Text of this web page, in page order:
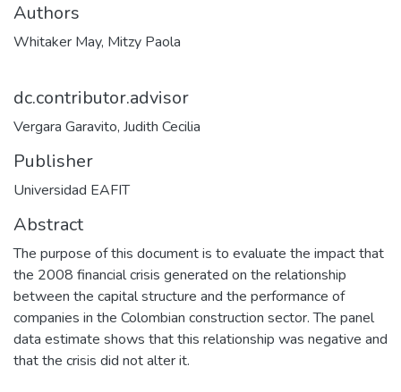
Authors
Whitaker May, Mitzy Paola
dc.contributor.advisor
Vergara Garavito, Judith Cecilia
Publisher
Universidad EAFIT
Abstract
The purpose of this document is to evaluate the impact that
the 2008 financial crisis generated on the relationship
between the capital structure and the performance of
companies in the Colombian construction sector. The panel
data estimate shows that this relationship was negative and
that the crisis did not alter it.